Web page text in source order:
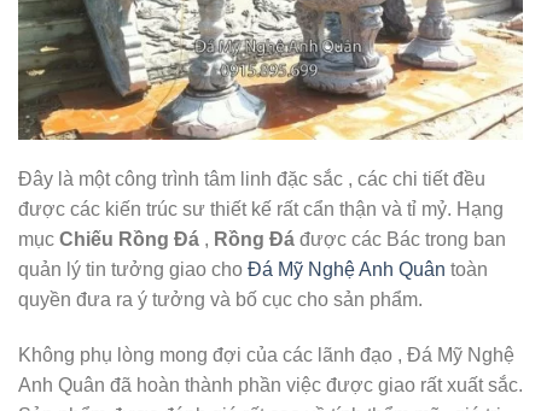
Đây là một công trình tâm linh đặc sắc , các chi tiết đều
được các kiến trúc sư thiết kế rất cẩn thận và tỉ mỷ. Hạng
mục Chiếu Rồng Đá , Rồng Đá được các Bác trong ban
quản lý tin tưởng giao cho Đá Mỹ Nghệ Anh Quân toàn
quyền đưa ra ý tưởng và bố cục cho sản phẩm.
Không phụ lòng mong đợi của các lãnh đạo , Đá Mỹ Nghệ
Anh Quân đã hoàn thành phần việc được giao rất xuất sắc.